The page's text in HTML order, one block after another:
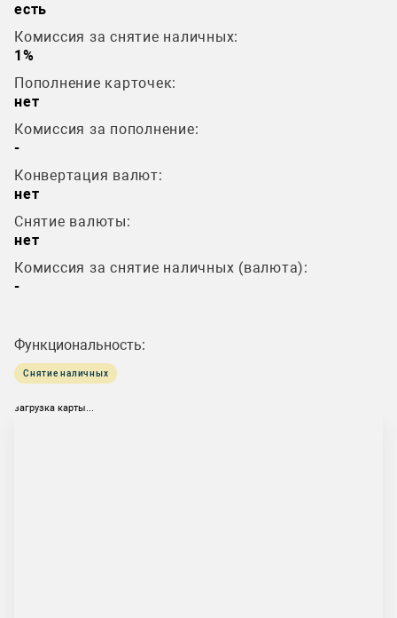
есть
Комиссия за снятие наличных:
1%
Пополнение карточек:
нет
Комиссия за пополнение:
-
Конвертация валют:
нет
Снятие валюты:
нет
Комиссия за снятие наличных (валюта):
-
Функциональность:
Снятие наличных
загрузка карты...